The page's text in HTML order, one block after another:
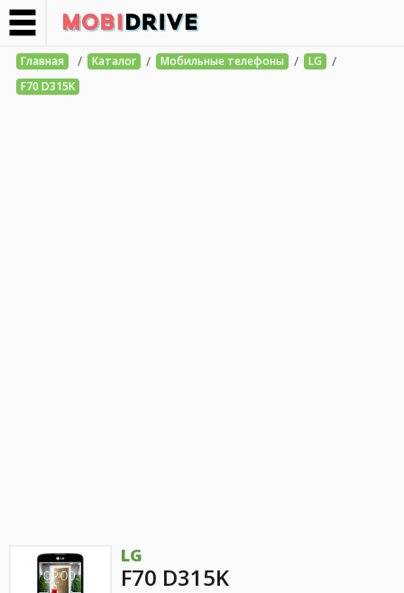
Главная / Каталог / Мобильные телефоны / LG /
F70 D315K
LG
F70 D315K